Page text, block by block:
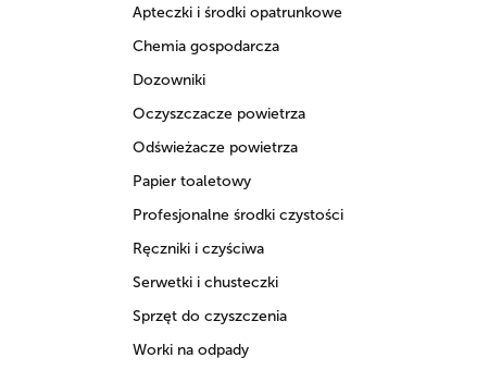
Apteczki i środki opatrunkowe
Chemia gospodarcza
Dozowniki
Oczyszczacze powietrza
Odświeżacze powietrza
Papier toaletowy
Profesjonalne środki czystości
Ręczniki i czyściwa
Serwetki i chusteczki
Sprzęt do czyszczenia
Worki na odpady